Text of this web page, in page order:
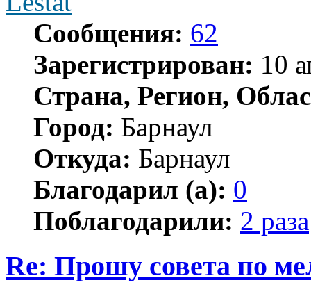
Сообщения: 62
Зарегистрирован: 10
Страна, Регион,
Город: Барнаул
Откуда: Барнаул
Благодарил (а): 0
Поблагодарили: 2 раза
Re: Прошу совета по